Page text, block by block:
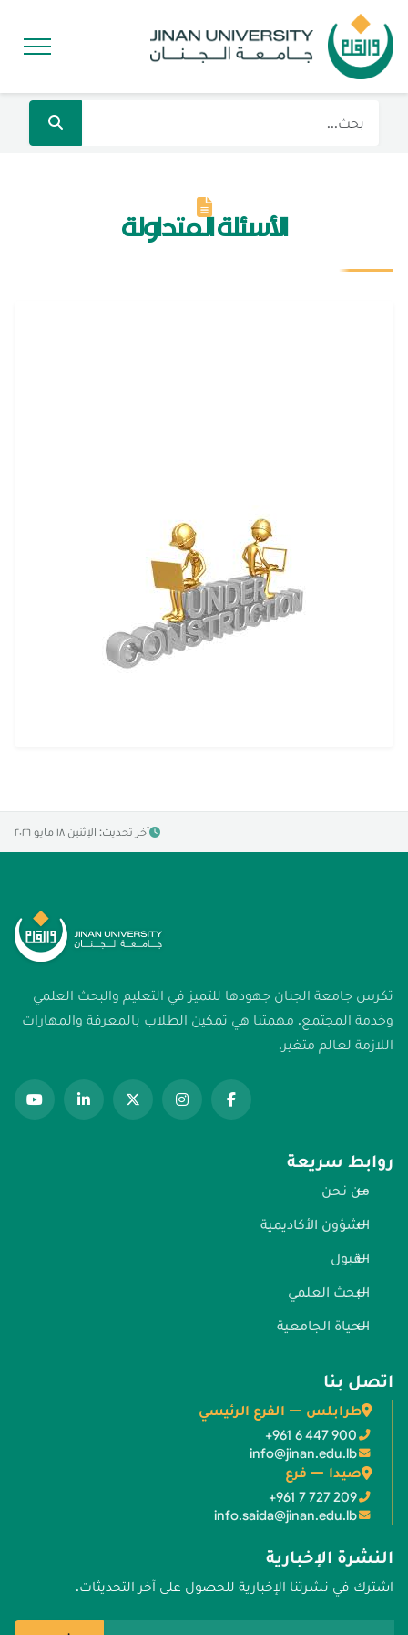
الأسئلة المتداولة
آخر تحديث: الإثنين ١٨ مايو ٢٠٢٦
تكرس جامعة الجنان جهودها للتميز في التعليم والبحث العلمي
وخدمة المجتمع. مهمتنا هي تمكين الطلاب بالمعرفة والمهارات
اللازمة لعالم متغير.
روابط سريعة
من نحن
الشؤون الأكاديمية
القبول
البحث العلمي
الحياة الجامعية
اتصل بنا
طرابلس — الفرع الرئيسي
+961 6 447 900
info@jinan.edu.lb
صيدا — فرع
+961 7 727 209
info.saida@jinan.edu.lb
النشرة الإخبارية
اشترك في نشرتنا الإخبارية للحصول على آخر التحديثات.